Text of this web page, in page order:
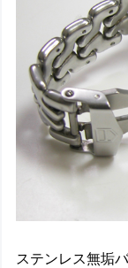
ステンレス無垢